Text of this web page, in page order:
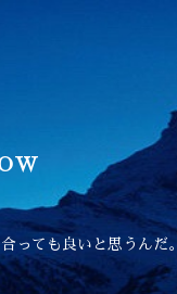
っても良いと思うんだ。